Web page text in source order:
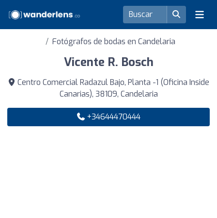
Fotógrafos de bodas en Candelaria
Vicente R. Bosch
Centro Comercial Radazul Bajo, Planta -1 (Oficina Inside
Canarias), 38109, Candelaria
+34644470444